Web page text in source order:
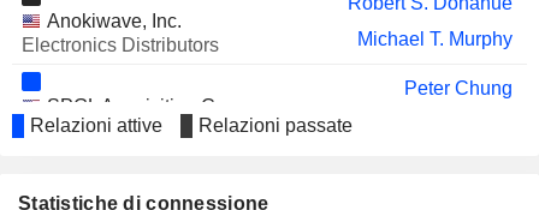
Anokiwave, Inc.
Electronics Distributors
Michael T. Murphy
SPGL Acquisition Corp.
Financial Conglomerates
Peter Chung
Relazioni attive Relazioni passate
Statistiche di connessione